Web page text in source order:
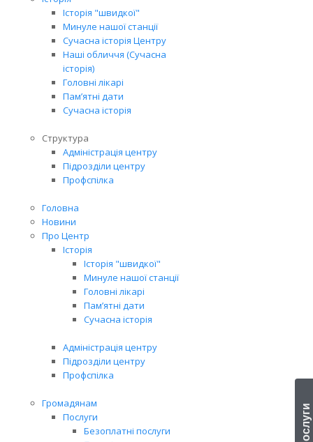
Історія "швидкої"
Минуле нашої станції
Сучасна історія Центру
Наші обличчя (Сучасна
історія)
Головні лікарі
Пам’ятні дати
Сучасна історія
Структура
Адміністрація центру
Підрозділи центру
Профспілка
Головна
Новини
Про Центр
Історія
Історія "швидкої"
Минуле нашої станції
Головні лікарі
Пам’ятні дати
Сучасна історія
Адміністрація центру
Підрозділи центру
Профспілка
Громадянам
Послуги
Безоплатні послуги